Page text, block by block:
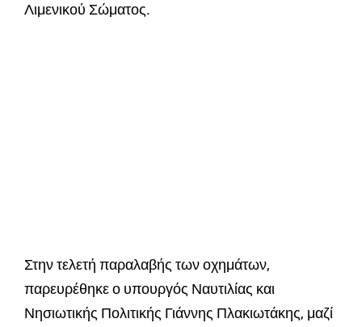
Λιμενικού Σώματος.
Στην τελετή παραλαβής των οχημάτων,
παρευρέθηκε ο υπουργός Ναυτιλίας και
Νησιωτικής Πολιτικής Γιάννης Πλακιωτάκης, μαζί